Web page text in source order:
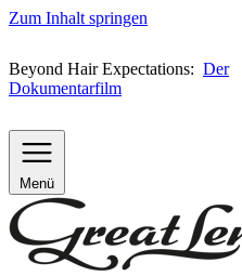
Zum Inhalt springen
Beyond Hair Expectations: Der
Dokumentarfilm
Menü